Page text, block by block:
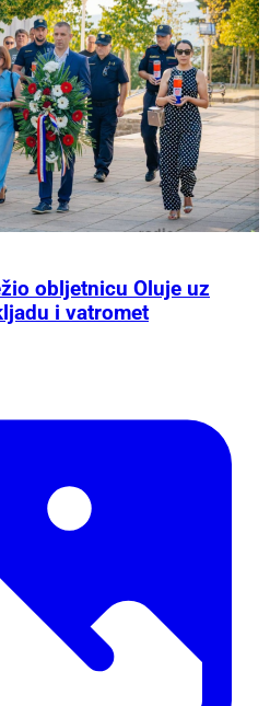
obljetnicu Oluje uz
i vatromet